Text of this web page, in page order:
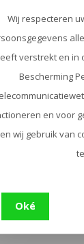
zonder dat het
Wij respecteren
verstrekt en in
Bescherming
en voor
wij gebruik van
Oké